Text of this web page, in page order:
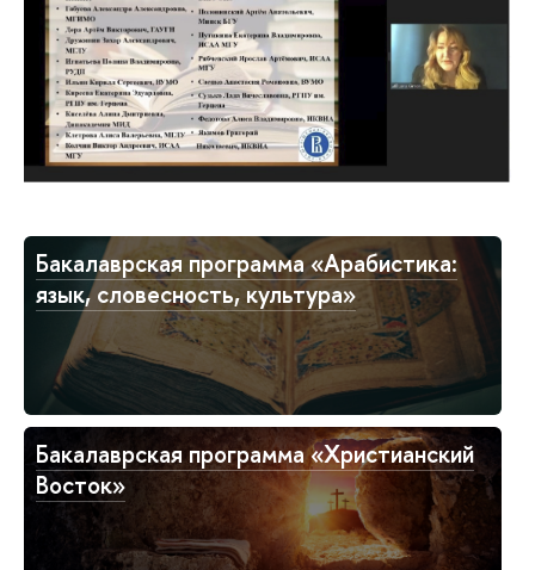
Бакалаврская программа «Арабистика:
язык, словесность, культура»
Бакалаврская программа «Христианский
Восток»